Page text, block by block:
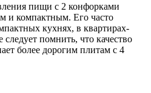
пищи с 2 конфорками
и компактным. Его часто
кухнях, в квартирах-
помнить, что качество
более дорогим плитам с 4